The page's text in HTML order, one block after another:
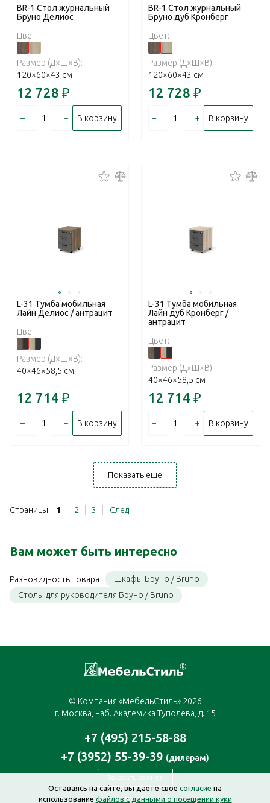
BR-1 Стол журнальный
Бруно Делиос
Цвет:
Размер (Д×Ш×В):
120×60×43 см
12 728 ₽
– + В корзину
BR-1 Стол журнальный
Бруно дуб Кронберг
Цвет:
Размер (Д×Ш×В):
120×60×43 см
12 728 ₽
– + В корзину
L-31 Тумба мобильная
Лайн Делиос / антрацит
Цвет:
Размер (Д×Ш×В):
40×46×58,5 см
12 714 ₽
– + В корзину
L-31 Тумба мобильная
Лайн дуб Кронберг /
антрацит
Цвет:
Размер (Д×Ш×В):
40×46×58,5 см
12 714 ₽
– + В корзину
Показать еще
Страницы: 1 2 3 След.
Вам может быть интересно
Разновидность товара
Шкафы Бруно / Bruno
Столы для руководителя Бруно / Bruno
© Компания «МебельСтиль» 2026
г. Москва, наб. Академика Туполева, д. 15
+7 (495) 215-58-88
+7 (3952) 55-39-39 (дилерам)
Заказать звонок
moscow@mebelstyle.ru
Оставаясь на сайте, вы даете свое согласие на
использованиефайлов с данными о посещении куки